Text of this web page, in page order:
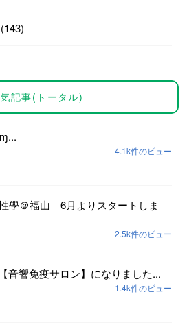
(143)
記事(トータル)
4.1k件のビュー
學＠福山 6月よりスタートしま
2.5k件のビュー
音響免疫サロン】になりました...
1.4k件のビュー